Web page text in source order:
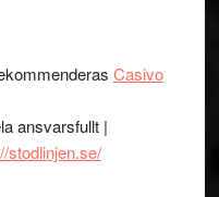
Casivo
ansvarsfullt |
stodlinjen.se/